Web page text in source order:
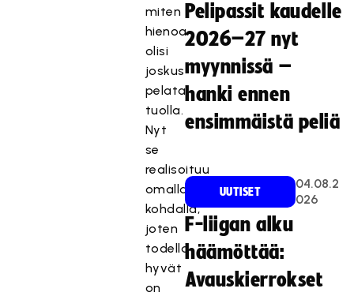
miten
hienoa
olisi
joskus
pelata
tuolla.
Nyt
se
realisoituu
omalla
kohdalla,
joten
todella
hyvät
on
Pelipassit kaudelle
2026–27 nyt
myynnissä –
hanki ennen
ensimmäistä peliä
UUTISET
04.08.2
026
F-liigan alku
häämöttää:
Avauskierrokset